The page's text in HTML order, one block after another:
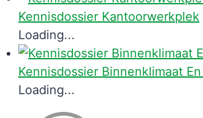
Kennisdossier Kantoorwerkplek
Loading...
Kennisdossier Binnenklimaat
Loading...